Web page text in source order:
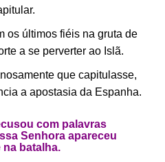
os últimos fiéis na gruta de
a se perverter ao Islã.
que capitulasse,
a apostasia da Espanha.
com palavras
Senhora apareceu
na batalha.